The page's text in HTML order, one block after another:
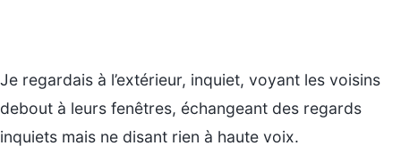
Je regardais à l’extérieur, inquiet, voyant les voisins
debout à leurs fenêtres, échangeant des regards
inquiets mais ne disant rien à haute voix.